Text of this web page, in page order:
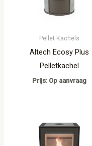
Pellet Kachels
Altech Ecosy Plus
Pelletkachel
Prijs: Op aanvraag